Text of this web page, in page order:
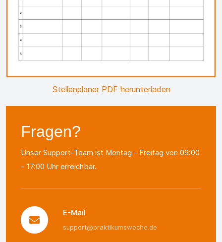
Stellenplaner PDF herunterladen
Fragen?
Unser Support-Team ist Montag - Freitag von 09:00
- 17:00 Uhr erreichbar.
E-Mail
support@praktikumswoche.de